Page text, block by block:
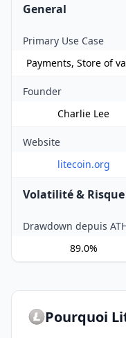
General
Primary Use Case
Payments, Store of
Founder
Charlie Lee
Website
litecoin.org
Volatilité & Risque
Drawdown depuis
89.0%
Pourquoi